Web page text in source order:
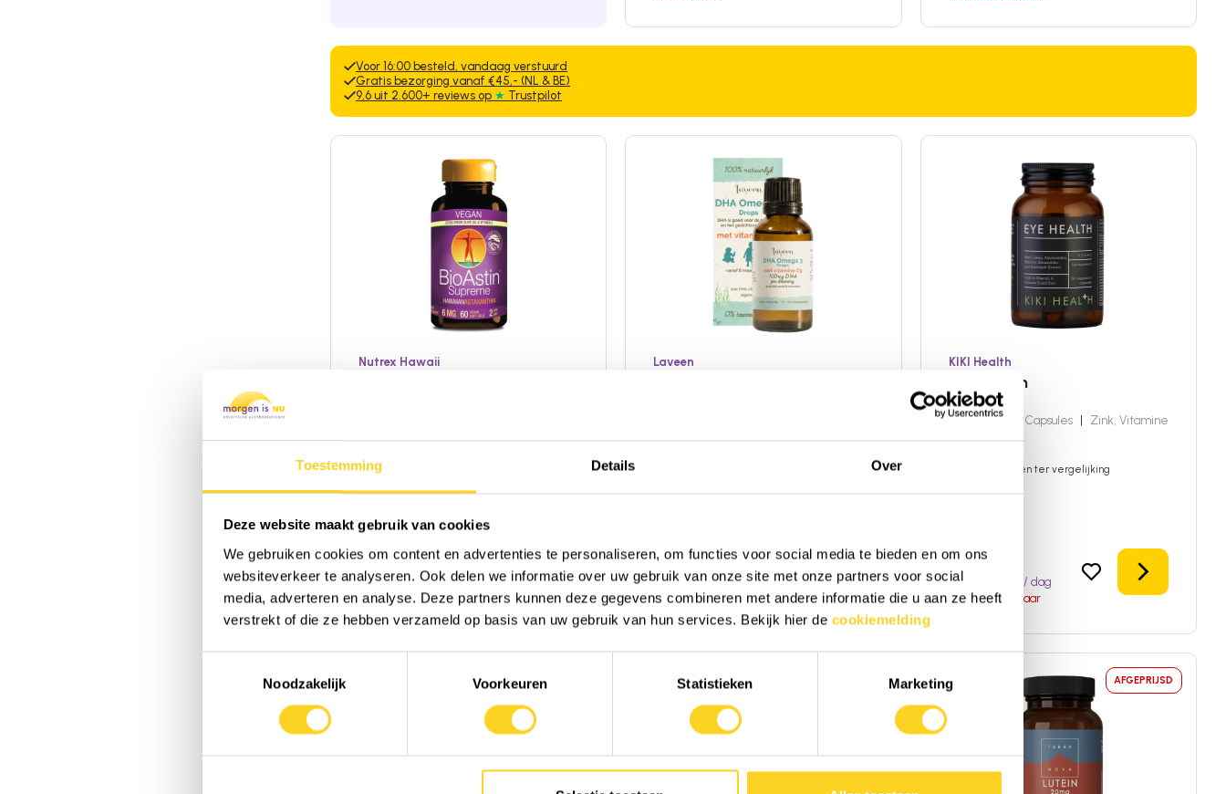
Toestemming Details Over
Deze website maakt gebruik van cookies
We gebruiken cookies om content en advertenties te personaliseren, om functies voor social media te bieden en om ons
websiteverkeer te analyseren. Ook delen we informatie over uw gebruik van onze site met onze partners voor social
media, adverteren en analyse. Deze partners kunnen deze gegevens combineren met andere informatie die u aan ze heeft
verstrekt of die ze hebben verzameld op basis van uw gebruik van hun services. Bekijk hier de cookiemelding
Noodzakelijk
Voorkeuren Statistieken Marketing
Voor 16:00 besteld, vandaag verstuurd
Gratis bezorging vanaf €45,- (NL & BE)
9,6 uit 2.600+ reviews op ★ Trustpilot
Nutrex Hawaii
60 softgels | Capsules | Astaxanthine,
Vitamine E
29,950,50 / dag
Niet beschikbaar
Details
Laveen
Duitsland
22,950,57 / dag
Op voorraad!
In het winkelmandje
KIKI Health
Eye Health
60 capsules Capsules
Zink, Vitamine
E, Vitamine A
Toevoegen ter vergelijking
24,95
0,83 / dag
Niet beschikbaar
Details
AFGEPRIJSD